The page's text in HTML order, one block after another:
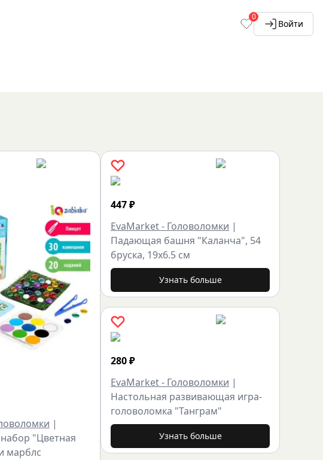
0
Войти
|
"Цветная
марблс
447₽
EvaMarket - Головоломки |
Падающая башня "Каланча", 54
бруска, 19x6.5 см
Узнать больше
280₽
EvaMarket - Головоломки |
Настольная развивающая игра-
головоломка "Танграм"
Узнать больше